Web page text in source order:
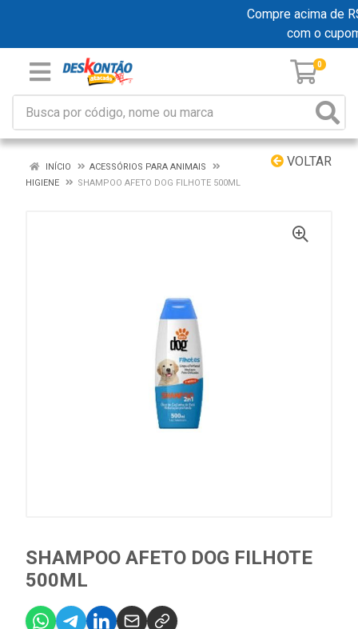
Compre acima de
com o
0
VOLTAR
INÍCIO
ACESSÓRIOS PARA ANIMAIS
HIGIENE
SHAMPOO AFETO DOG FILHOTE 500ML
SHAMPOO AFETO DOG FILHOTE
500ML